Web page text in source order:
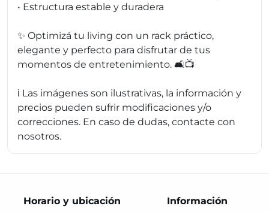
• Estructura estable y duradera
✨ Optimizá tu living con un rack práctico,
elegante y perfecto para disfrutar de tus
momentos de entretenimiento. 🛋️📺
ℹ️ Las imágenes son ilustrativas, la información y
precios pueden sufrir modificaciones y/o
correcciones. En caso de dudas, contacte con
nosotros.
Información
Horario y ubicación